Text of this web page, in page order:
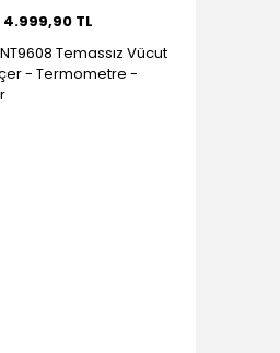
4.999,90 TL